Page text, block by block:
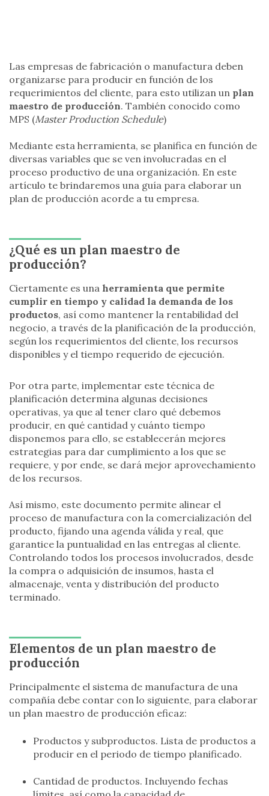
Las empresas de fabricación o manufactura deben
organizarse para producir en función de los
requerimientos del cliente, para esto utilizan un plan
maestro de producción. También conocido como
MPS (Master Production Schedule)
Mediante esta herramienta, se planifica en función de
diversas variables que se ven involucradas en el
proceso productivo de una organización. En este
artículo te brindaremos una guía para elaborar un
plan de producción acorde a tu empresa.
¿Qué es un plan maestro de
producción?
Ciertamente es una herramienta que permite
cumplir en tiempo y calidad la demanda de los
productos, así como mantener la rentabilidad del
negocio, a través de la planificación de la producción,
según los requerimientos del cliente, los recursos
disponibles y el tiempo requerido de ejecución.
Por otra parte, implementar este técnica de
planificación determina algunas decisiones
operativas, ya que al tener claro qué debemos
producir, en qué cantidad y cuánto tiempo
disponemos para ello, se establecerán mejores
estrategias para dar cumplimiento a los que se
requiere, y por ende, se dará mejor aprovechamiento
de los recursos.
Así mismo, este documento permite alinear el
proceso de manufactura con la comercialización del
producto, fijando una agenda válida y real, que
garantice la puntualidad en las entregas al cliente.
Controlando todos los procesos involucrados, desde
la compra o adquisición de insumos, hasta el
almacenaje, venta y distribución del producto
terminado.
Elementos de un plan maestro de
producción
Principalmente el sistema de manufactura de una
compañía debe contar con lo siguiente, para elaborar
un plan maestro de producción eficaz:
Productos y subproductos. Lista de productos a
producir en el periodo de tiempo planificado.
Cantidad de productos. Incluyendo fechas